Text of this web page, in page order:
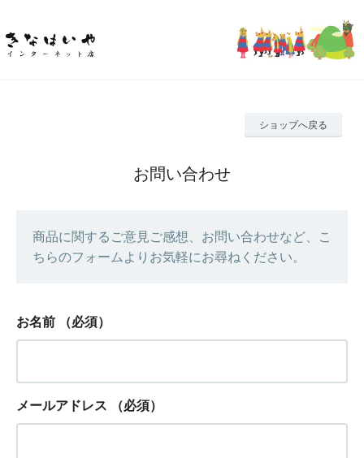
ショップへ戻る
お問い合わせ
商品に関するご意見ご感想、お問い合わせなど、こ
ちらのフォームよりお気軽にお尋ねください。
お名前 （必須）
メールアドレス （必須）